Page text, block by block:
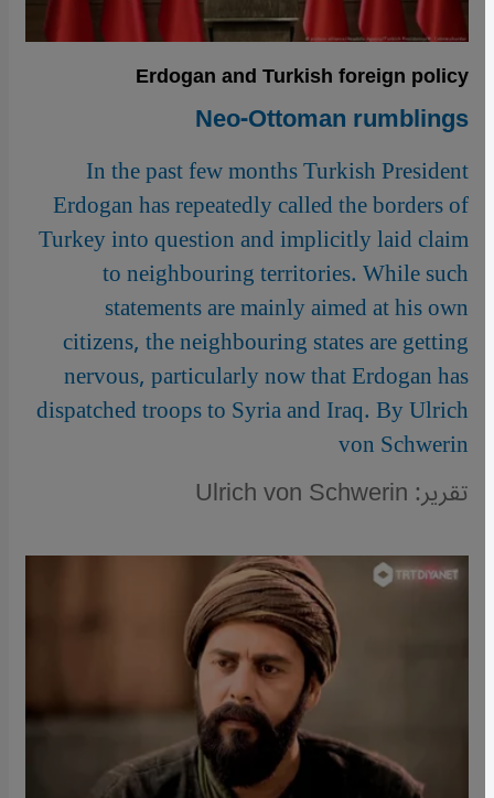
Erdogan and Turkish foreign policy
Neo-Ottoman rumblings
In the past few months Turkish President
Erdogan has repeatedly called the borders of
Turkey into question and implicitly laid claim
to neighbouring territories. While such
statements are mainly aimed at his own
citizens, the neighbouring states are getting
nervous, particularly now that Erdogan has
dispatched troops to Syria and Iraq. By Ulrich
von Schwerin
تقرير: Ulrich von Schwerin